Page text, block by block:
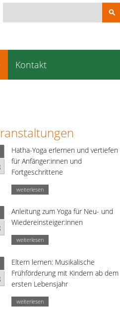
Suchbegriffe
Kontakt
Hatha-Yoga erlernen und vertiefen
für Anfänger:innen und
Fortgeschrittene
weiterlesen
Anleitung zum Yoga für Neu- und
Wiedereinsteiger:innen
weiterlesen
Eltern lernen: Musikalische
Frühförderung mit Kindern ab dem
ersten Lebensjahr
weiterlesen